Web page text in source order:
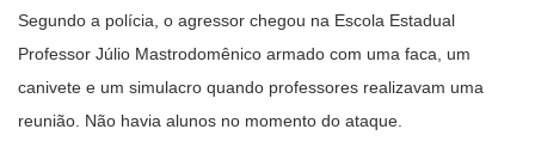
Segundo a polícia, o agressor chegou na Escola Estadual
Professor Júlio Mastrodomênico armado com uma faca, um
canivete e um simulacro quando professores realizavam uma
reunião. Não havia alunos no momento do ataque.